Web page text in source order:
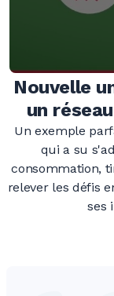
Nouvelle
un
Un exemple
qui a su
consommation,
relever les défis
ses